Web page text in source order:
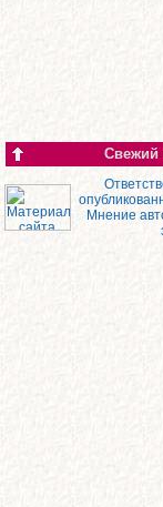
Свежий
Мнение